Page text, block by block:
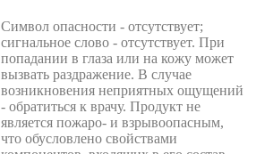
Символ опасности - отсутствует;
сигнальное слово - отсутствует. При
попадании в глаза или на кожу может
вызвать раздражение. В случае
возникновения неприятных ощущений
- обратиться к врачу. Продукт не
является пожаро- и взрывоопасным,
что обусловлено свойствами